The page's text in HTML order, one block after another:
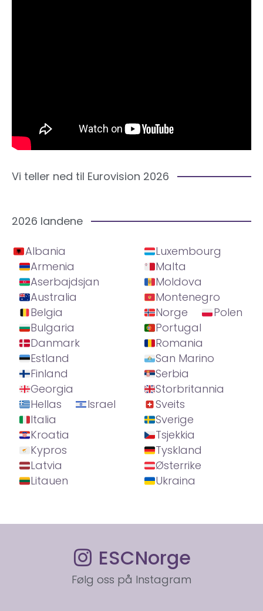
Vi teller ned til Eurovision 2026
2026 landene
Albania
Armenia
Aserbajdsjan
Australia
Belgia
Bulgaria
Danmark
Estland
Finland
Georgia
Hellas
Israel
Italia
Kroatia
Kypros
Latvia
Litauen
Luxembourg
Malta
Moldova
Montenegro
Norge
Polen
Portugal
Romania
San Marino
Serbia
Storbritannia
Sveits
Sverige
Tsjekkia
Tyskland
Østerrike
Ukraina
ESCNorge
Følg oss på Instagram